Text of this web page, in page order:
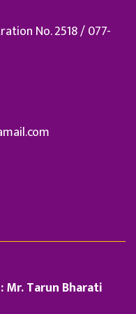
No. 2518 / 077-
Tarun Bharati